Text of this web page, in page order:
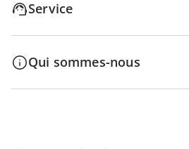
Service
Qui sommes-nous